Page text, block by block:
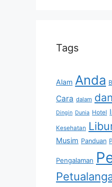
Tags
Alam Anda
Cara dalam dan
Dingin Dunia Hotel
Kesehatan
Musim Panduan
Pengalaman